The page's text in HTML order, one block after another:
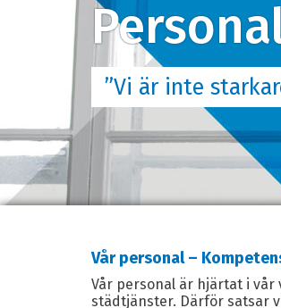
”Vi är inte
Vår personal –
Vår personal är hjärtat i
städtjänster. Därför satsar